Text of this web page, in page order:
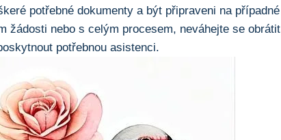
potřebné dokumenty a být připraveni na
žádosti nebo s ‍celým⁣ procesem, neváhejte se
potřebnou asistenci.